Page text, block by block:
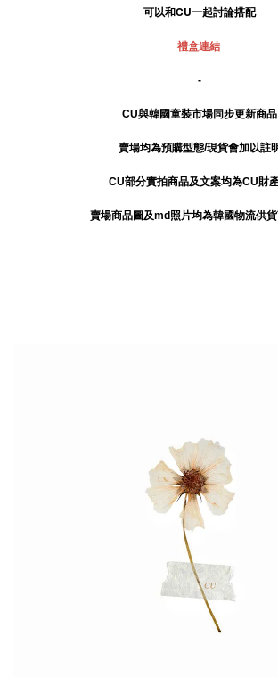
可以和CU一起討論搭配
禮盒連結
-
CU與韓國童裝市場同步更新商品
賣場均為預購型態/現貨會加以註
CU部分實拍商品及文案均為CU財
賣場商品圖及md照片均為韓國物流供